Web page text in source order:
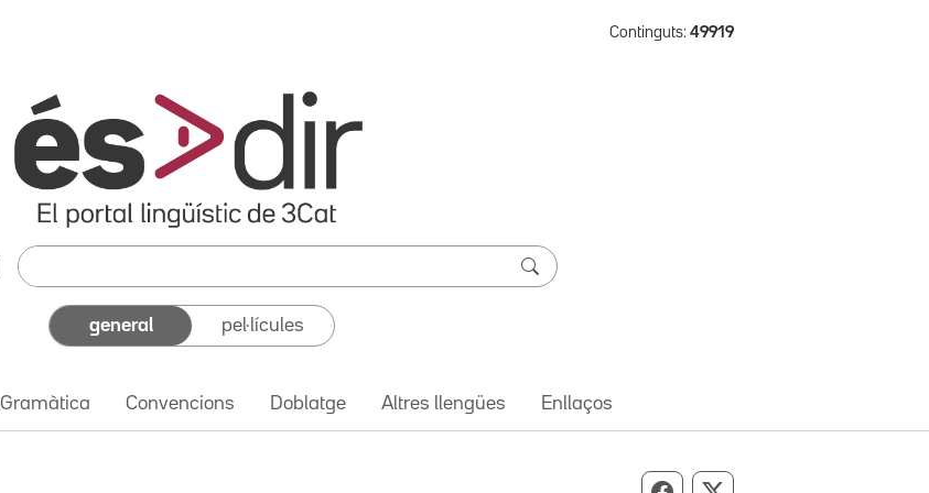
Continguts: 49919
general pel·lícules
Gramàtica Convencions Doblatge Altres llengües Enllaços